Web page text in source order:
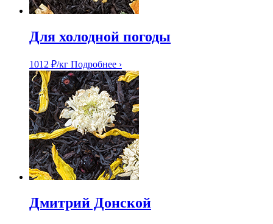
Для холодной погоды
1012 ₽/кг Подробнее ›
Дмитрий Донской